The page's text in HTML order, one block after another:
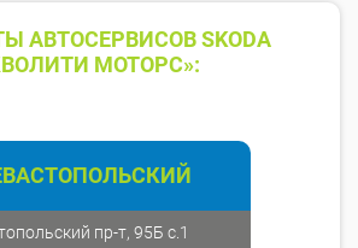
АВТОСЕРВИСОВ SKODA
МОТОРС»:
пр-т, 95Б с.1